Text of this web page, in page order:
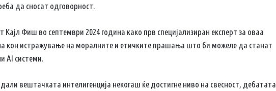
да сносат одговорност.
Фиш во септември 2024 година како прв специјализиран експерт за оваа
кон истражување на моралните и етичките прашања што би можеле да станат
AI системи.
дали вештачката интелигенција некогаш ќе достигне ниво на свесност, дебатата